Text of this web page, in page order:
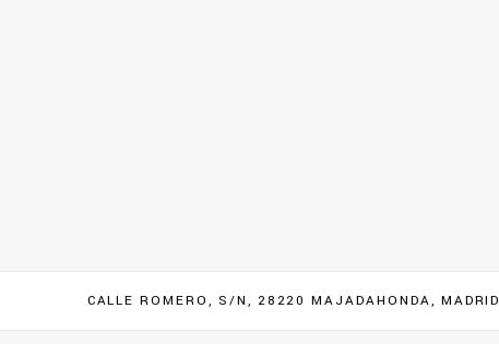
CALLE ROMERO, S/N, 28220 MAJADAHONDA, MADRID